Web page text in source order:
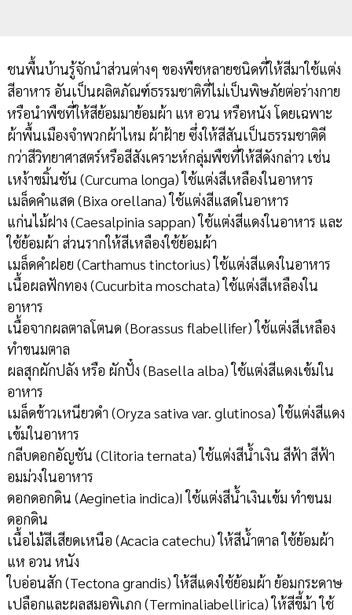
ชนพื้นบ้านรู้จักนำส่วนต่างๆ ของพืชหลายชนิดที่ให้สีมาใช้แต่ง
สีอาหาร อันเป็นผลิตภัณฑ์ธรรมชาติที่ไม่เป็นพิษภัยต่อร่างกาย
หรือนำพืชที่ให้สีย้อมมาย้อมผ้า แห อวน หรือหนัง โดยเฉพาะ
ผ้าพื้นเมืองจำพวกผ้าไหม ผ้าฝ้าย ซึ่งให้สีสันเป็นธรรมชาติดี
กว่าสีวิทยาศาสตร์หรือสีสังเคราะห์กลุ่มพืชที่ให้สีดังกล่าว เช่น
เหง้าขมิ้นชัน (Curcuma longa) ใช้แต่งสีเหลืองในอาหาร
เมล็ดคำแสด (Bixa orellana) ใช้แต่งสีแสดในอาหาร
แก่นไม้ฝาง (Caesalpinia sappan) ใช้แต่งสีแดงในอาหาร และ
ใช้ย้อมผ้า ส่วนรากให้สีเหลืองใช้ย้อมผ้า
เมล็ดคำฝอย (Carthamus tinctorius) ใช้แต่งสีแดงในอาหาร
เนื้อผลฟักทอง (Cucurbita moschata) ใช้แต่งสีเหลืองใน
อาหาร
เนื้อจากผลตาลโตนด (Borassus flabellifer) ใช้แต่งสีเหลือง
ทำขนมตาล
ผลสุกผักปลัง หรือ ผักปั๋ง (Basella alba) ใช้แต่งสีแดงเข้มใน
อาหาร
เมล็ดข้าวเหนียวดำ (Oryza sativa var. glutinosa) ใช้แต่งสีแดง
เข้มในอาหาร
กลีบดอกอัญชัน (Clitoria ternata) ใช้แต่งสีน้ำเงิน สีฟ้า สีฟ้า
อมม่วงในอาหาร
ดอกดอกดิน (Aeginetia indica)I ใช้แต่งสีน้ำเงินเข้ม ทำขนม
ดอกดิน
เนื้อไม้สีเสียดเหนือ (Acacia catechu) ให้สีน้ำตาล ใช้ย้อมผ้า
แห อวน หนัง
ใบอ่อนสัก (Tectona grandis) ให้สีแดงใช้ย้อมผ้า ย้อมกระดาษ
เปลือกและผลสมอพิเภก (Terminaliabellirica) ให้สีขี้ม้า ใช้